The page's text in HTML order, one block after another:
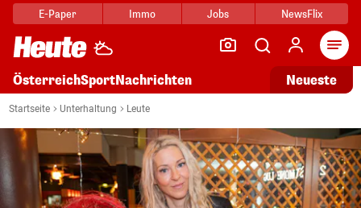
E-Paper Immo Jobs NewsFlix
ÖsterreichSportNachrichten Neueste
Startseite Unterhaltung Leute